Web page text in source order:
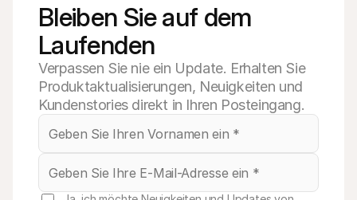
Bleiben Sie auf dem
Laufenden
Verpassen Sie nie ein Update. Erhalten Sie
Produktaktualisierungen, Neuigkeiten und
Kundenstories direkt in Ihren Posteingang.